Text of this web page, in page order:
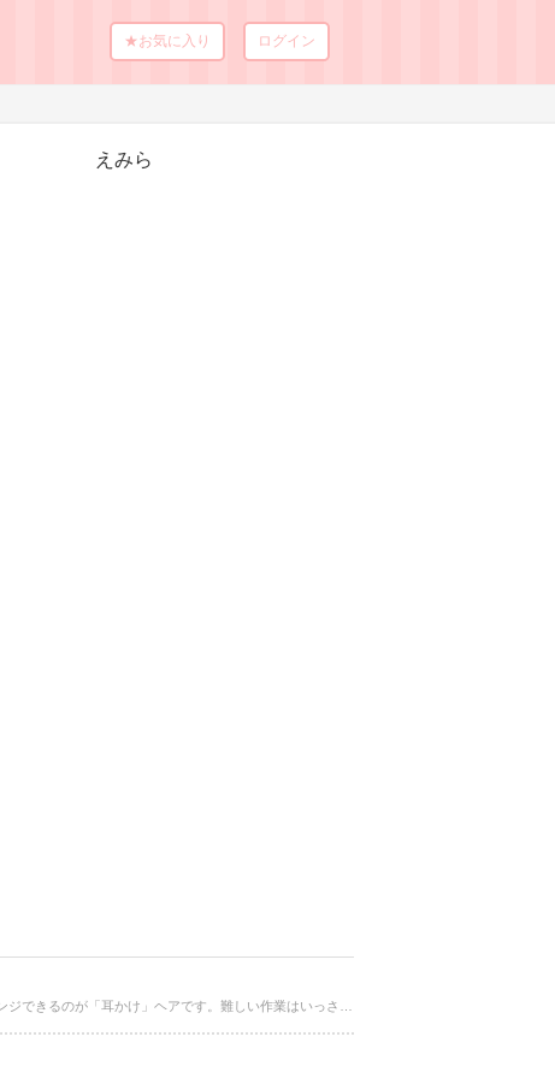
★お気に入り ログイン
えみら